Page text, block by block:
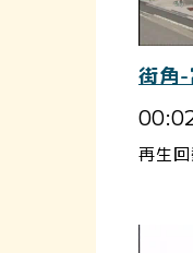
街角
再生